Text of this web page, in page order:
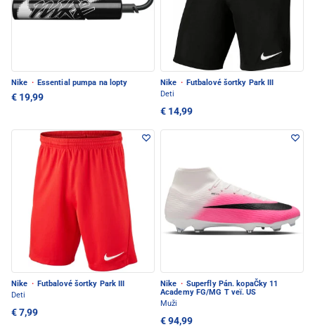
Nike · Essential pumpa na lopty
€ 19,99
Nike · Futbalové šortky Park III
Deti
€ 14,99
Nike · Futbalové šortky Park III
Deti
€ 7,99
Nike · Superfly Pán. kopaČky 11
Academy FG/MG T veï. US
Muži
€ 94,99